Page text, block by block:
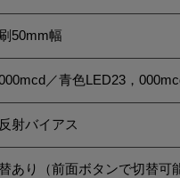
50mm幅
／青色LED23，
射バイアス
あり（前面ボタンで切替可